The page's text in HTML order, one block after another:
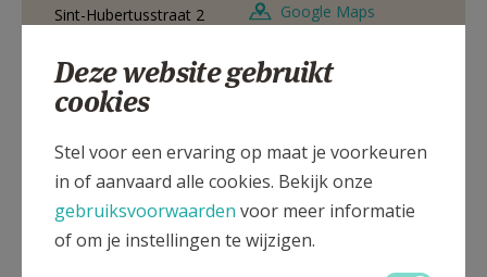
AANMELDEN OF REGISTREREN
Sint-Hubertusstraat 2
Google Maps
Sint-Hubertusstraat 2, 3730 BILZEN-HOESELT
Deze website gebruikt
cookies
Stel voor een ervaring op maat je voorkeuren
in of aanvaard alle cookies. Bekijk onze
gebruiksvoorwaarden voor meer informatie
of om je instellingen te wijzigen.